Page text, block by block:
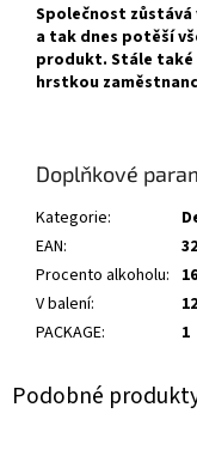
Společnost
a tak dnes potěší
produkt. Stále také
hrstkou
Doplňkové
Kategorie:
EAN:
Procento alkoholu:
V balení:
12
PACKAGE: 1